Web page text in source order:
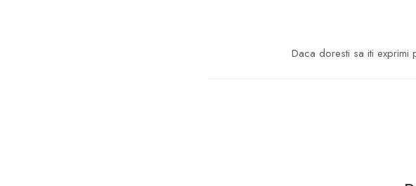
Daca doresti sa iti exprimi